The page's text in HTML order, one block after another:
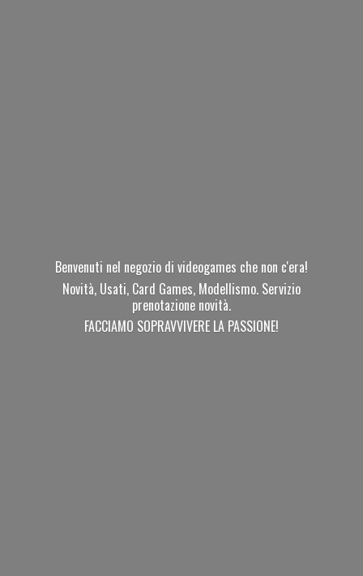
Benvenuti nel negozio di videogames che non c'era!
Novità, Usati, Card Games, Modellismo. Servizio
prenotazione novità.
FACCIAMO SOPRAVVIVERE LA PASSIONE!